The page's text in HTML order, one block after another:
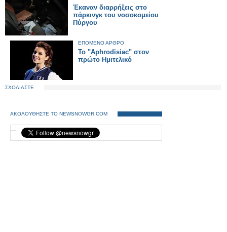
Έκαναν διαρρήξεις στο
πάρκινγκ του νοσοκομείου
Πύργου
ΕΠΟΜΕΝΟ ΑΡΘΡΟ
Το "Aphrodisiac" στον
πρώτο Ημιτελικό
ΣΧΟΛΙΑΣΤΕ
ΑΚΟΛΟΥΘΗΣΤΕ ΤΟ NEWSNOWGR.COM